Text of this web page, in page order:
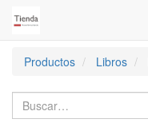
Productos
Libros